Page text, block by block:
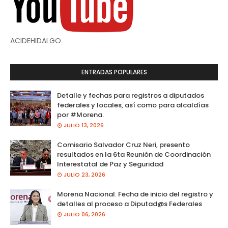
ACIDEHIDALGO
ENTRADAS POPULARES
Detalle y fechas para registros a diputados
federales y locales, así como para alcaldías
por #Morena.
JULIO 13, 2026
Comisario Salvador Cruz Neri, presento
resultados en la 6ta Reunión de Coordinación
Interestatal de Paz y Seguridad
JULIO 23, 2026
Morena Nacional. Fecha de inicio del registro y
detalles al proceso a Diputad@s Federales
JULIO 06, 2026